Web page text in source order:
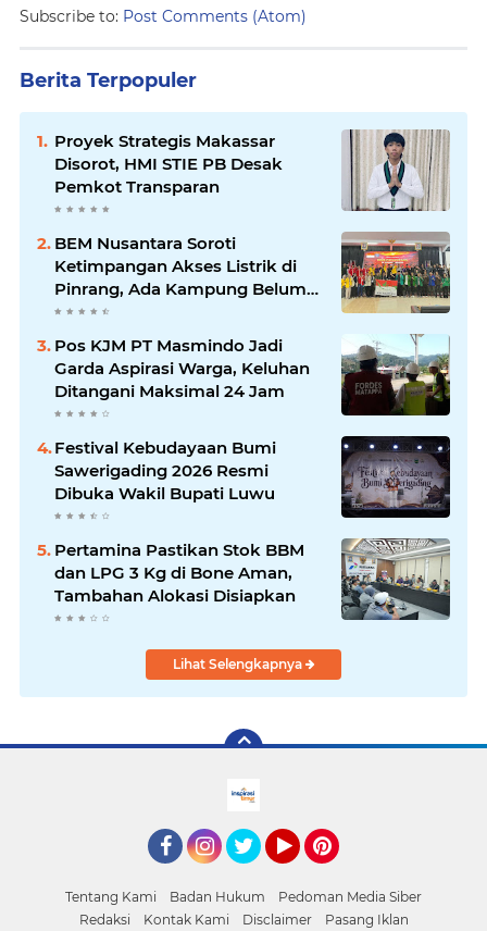
Subscribe to: Post Comments (Atom)
Berita Terpopuler
Proyek Strategis Makassar
Disorot, HMI STIE PB Desak
Pemkot Transparan
BEM Nusantara Soroti
Ketimpangan Akses Listrik di
Pinrang, Ada Kampung Belum
Terlayani
Pos KJM PT Masmindo Jadi
Garda Aspirasi Warga, Keluhan
Ditangani Maksimal 24 Jam
Festival Kebudayaan Bumi
Sawerigading 2026 Resmi
Dibuka Wakil Bupati Luwu
Pertamina Pastikan Stok BBM
dan LPG 3 Kg di Bone Aman,
Tambahan Alokasi Disiapkan
Lihat Selengkapnya
Tentang Kami Badan Hukum
Pedoman Media Siber
Redaksi
Kontak Kami Disclaimer Pasang Iklan